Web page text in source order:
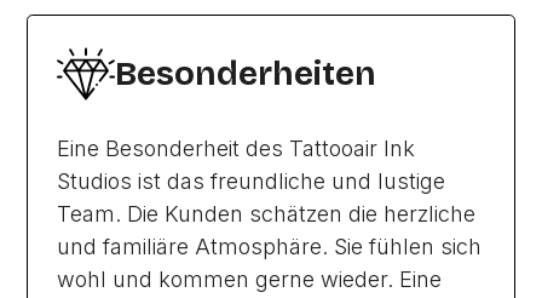
Besonderheiten
Eine Besonderheit des Tattooair Ink
Studios ist das freundliche und lustige
Team. Die Kunden schätzen die herzliche
und familiäre Atmosphäre. Sie fühlen sich
wohl und kommen gerne wieder. Eine